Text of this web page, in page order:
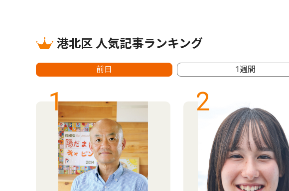
港北区 人気記事ランキング
前日 1週間
1 2